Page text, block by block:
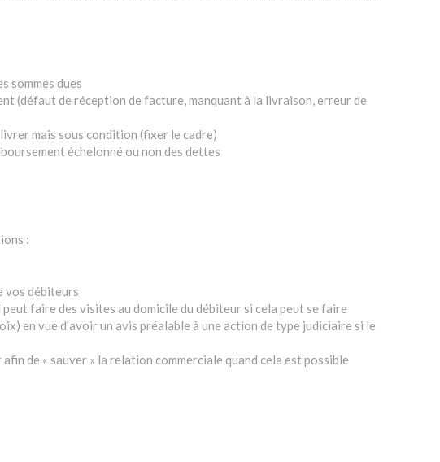
sommes dues
(défaut de réception de facture, manquant à la livraison, erreur de
mais sous condition (fixer le cadre)
échelonné ou non des dettes
:
vos débiteurs
faire des visites au domicile du débiteur si cela peut se faire
en vue d’avoir un avis préalable à une action de type judiciaire si le
de « sauver » la relation commerciale quand cela est possible